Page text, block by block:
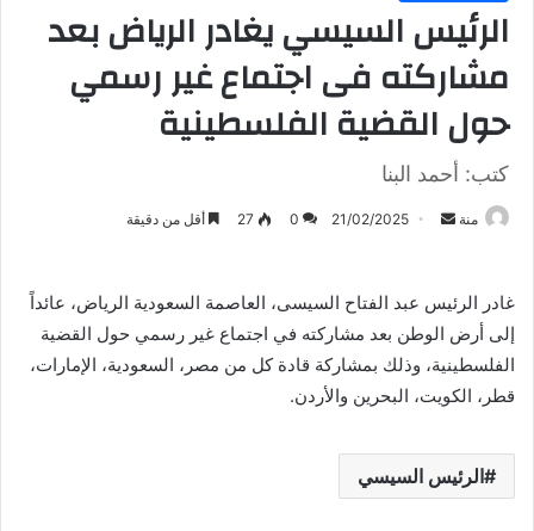
الرئيس السيسي يغادر الرياض بعد
مشاركته فى اجتماع غير رسمي
حول القضية الفلسطينية
كتب: أحمد البنا
منة
أرسل 21/02/2025
0
27 أقل من دقيقة
غادر الرئيس عبد الفتاح السيسى، العاصمة السعودية الرياض، عائداً
إلى أرض الوطن بعد مشاركته في اجتماع غير رسمي حول القضية
الفلسطينية، وذلك بمشاركة قادة كل من مصر، السعودية، الإمارات،
قطر، الكويت، البحرين والأردن.
الرئيس السيسي